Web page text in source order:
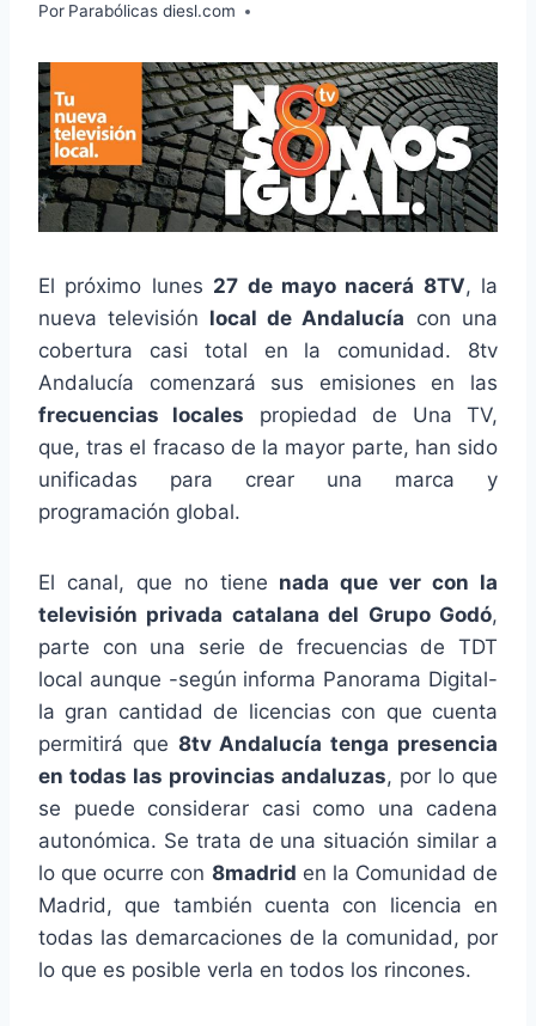
Por Parabólicas diesl.com
El próximo lunes 27 de mayo nacerá 8TV, la
nueva televisión local de Andalucía con una
cobertura casi total en la comunidad. 8tv
Andalucía comenzará sus emisiones en las
frecuencias locales propiedad de Una TV,
que, tras el fracaso de la mayor parte, han sido
unificadas para crear una marca y
programación global.
El canal, que no tiene nada que ver con la
televisión privada catalana del Grupo Godó,
parte con una serie de frecuencias de TDT
local aunque -según informa Panorama Digital-
la gran cantidad de licencias con que cuenta
permitirá que 8tv Andalucía tenga presencia
en todas las provincias andaluzas, por lo que
se puede considerar casi como una cadena
autonómica. Se trata de una situación similar a
lo que ocurre con 8madrid en la Comunidad de
Madrid, que también cuenta con licencia en
todas las demarcaciones de la comunidad, por
lo que es posible verla en todos los rincones.